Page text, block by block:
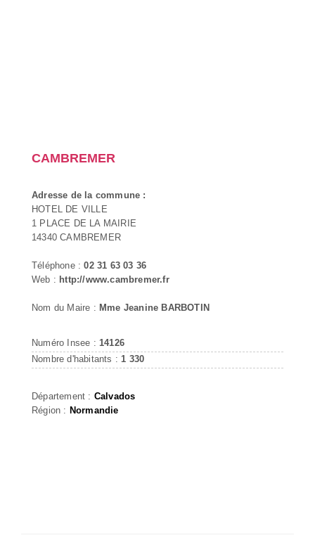
CAMBREMER
Adresse de la commune :
HOTEL DE VILLE
1 PLACE DE LA MAIRIE
14340 CAMBREMER
Téléphone :02 31 63 03 36
Web : http://www.cambremer.fr
Nom du Maire : Mme Jeanine BARBOTIN
Numéro Insee : 14126
Nombre d'habitants : 1 330
Département : Calvados
Région : Normandie